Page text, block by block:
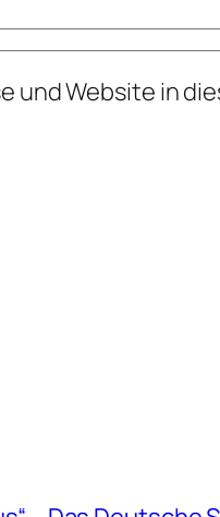
und Website in